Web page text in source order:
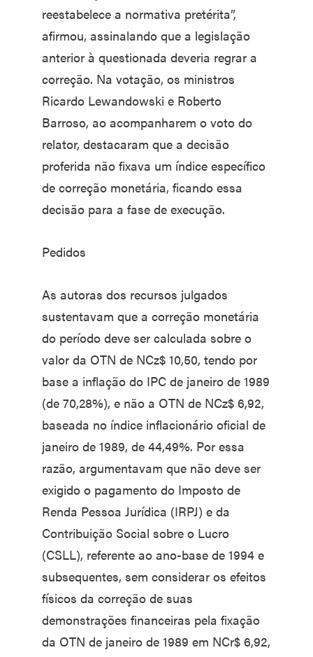
reestabelece a normativa pretérita”,
afirmou, assinalando que a legislação
anterior à questionada deveria regrar a
correção. Na votação, os ministros
Ricardo Lewandowski e Roberto
Barroso, ao acompanharem o voto do
relator, destacaram que a decisão
proferida não fixava um índice específico
de correção monetária, ficando essa
decisão para a fase de execução.
Pedidos
As autoras dos recursos julgados
sustentavam que a correção monetária
do período deve ser calculada sobre o
valor da OTN de NCz$ 10,50, tendo por
base a inflação do IPC de janeiro de 1989
(de 70,28%), e não a OTN de NCz$ 6,92,
baseada no índice inflacionário oficial de
janeiro de 1989, de 44,49%. Por essa
razão, argumentavam que não deve ser
exigido o pagamento do Imposto de
Renda Pessoa Jurídica (IRPJ) e da
Contribuição Social sobre o Lucro
(CSLL), referente ao ano-base de 1994 e
subsequentes, sem considerar os efeitos
físicos da correção de suas
demonstrações financeiras pela fixação
da OTN de janeiro de 1989 em NCr$ 6,92,